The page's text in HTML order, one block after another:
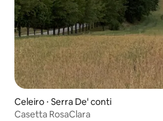
Celeiro ⋅ Serra De' conti
Casetta RosaClara